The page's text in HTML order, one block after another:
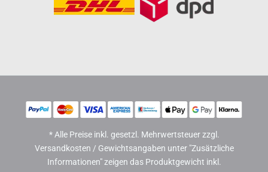
* Alle Preise inkl. gesetzl. Mehrwertsteuer zzgl.
Versandkosten / Gewichtsangaben unter "Zusätzliche
Informationen" zeigen das Produktgewicht inkl.